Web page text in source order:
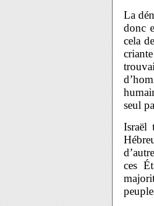
La
donc
cela
seul
Israël
ces